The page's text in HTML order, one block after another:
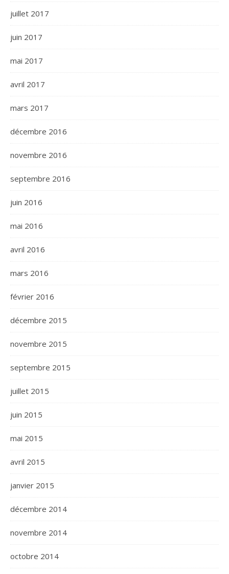
juillet 2017
juin 2017
mai 2017
avril 2017
mars 2017
décembre 2016
novembre 2016
septembre 2016
juin 2016
mai 2016
avril 2016
mars 2016
février 2016
décembre 2015
novembre 2015
septembre 2015
juillet 2015
juin 2015
mai 2015
avril 2015
janvier 2015
décembre 2014
novembre 2014
octobre 2014